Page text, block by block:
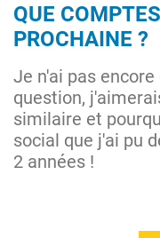
QUE
PROCHAINE ?
Je n'ai pas
question,
similaire et
social que j'ai pu
2 années !